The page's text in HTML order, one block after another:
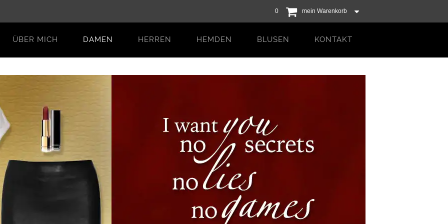
0 mein Warenkorb
ÜBER MICH DAMEN HERREN HEMDEN BLUSEN KONTAKT